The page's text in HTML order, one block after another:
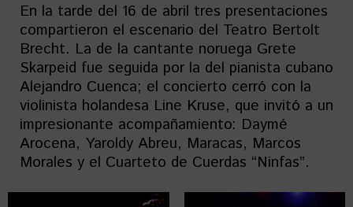
En la tarde del 16 de abril tres presentaciones
compartieron el escenario del Teatro Bertolt
Brecht. La de la cantante noruega Grete
Skarpeid fue seguida por la del pianista cubano
Alejandro Cuenca; el concierto cerró con la
violinista holandesa Line Kruse, que invitó a un
impresionante acompañamiento: Daymé
Arocena, Yaroldy Abreu, Maracas, Marcos
Morales y el Cuarteto de Cuerdas “Ninfas”.